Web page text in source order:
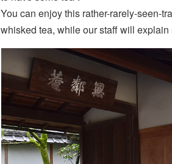
You can enjoy this rather-rarely-seen-
whisked tea, while our staff will